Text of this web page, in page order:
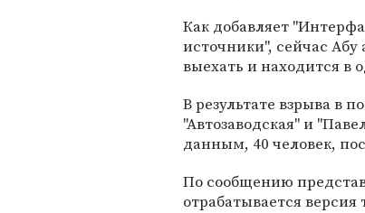
Как добавляет
источники", сейчас
выехать и находится в
В результате взрыва в
"Автозаводская" и
данным, 40 человек,
По сообщению
отрабатывается